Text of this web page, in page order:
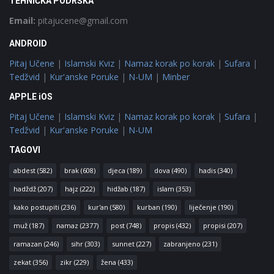
Email: pitajucene@gmail.com
ANDROID
Pitaj Učene | Islamski Kviz | Namaz korak po korak | Sufara |
Tedžvid | Kur'anske Poruke | N-UM | Minber
APPLE iOS
Pitaj Učene | Islamski Kviz | Namaz korak po korak | Sufara |
Tedžvid | Kur'anske Poruke | N-UM
TAGOVI
abdest (582) brak (608) djeca (189) dova (490) hadis (340)
hadždž (207) hajz (222) hidžab (187) islam (353)
kako postupiti (236) kur'an (580) kurban (190) liječenje (190)
muž (187) namaz (2377) post (748) propis (432) propisi (207)
ramazan (246) sihr (303) sunnet (227) zabranjeno (231)
zekat (356) zikr (229) žena (433)